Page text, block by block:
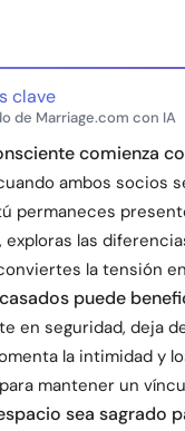
Todos los derechos
clave
de Marriage.com con IA
comienza
ambos socios
permaneces
las
la tensión
puede
en seguridad, deja
la intimidad y
mantener un
sea sagrado